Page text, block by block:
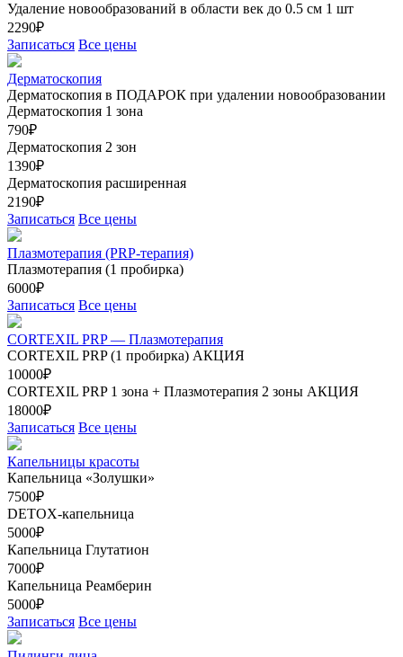
Удаление новообразований в области век до 0.5 см 1 шт
2290₽
Записаться Все цены
Дерматоскопия
Дерматоскопия в ПОДАРОК при удалении новообразовании
Дерматоскопия 1 зона
790₽
Дерматоскопия 2 зон
1390₽
Дерматоскопия расширенная
2190₽
Записаться Все цены
Плазмотерапия (PRP-терапия)
Плазмотерапия (1 пробирка)
6000₽
Записаться Все цены
CORTEXIL PRP — Плазмотерапия
CORTEXIL PRP (1 пробирка) АКЦИЯ
10000₽
CORTEXIL PRP 1 зона + Плазмотерапия 2 зоны АКЦИЯ
18000₽
Записаться Все цены
Капельницы красоты
Капельница «Золушки»
7500₽
DETOX-капельница
5000₽
Капельница Глутатион
7000₽
Капельница Реамберин
5000₽
Записаться Все цены